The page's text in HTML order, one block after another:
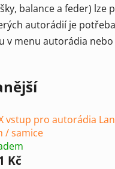
balance a feder) lze
autorádií je
v menu autorádia
vstup pro autorádia
/ samice
Kč